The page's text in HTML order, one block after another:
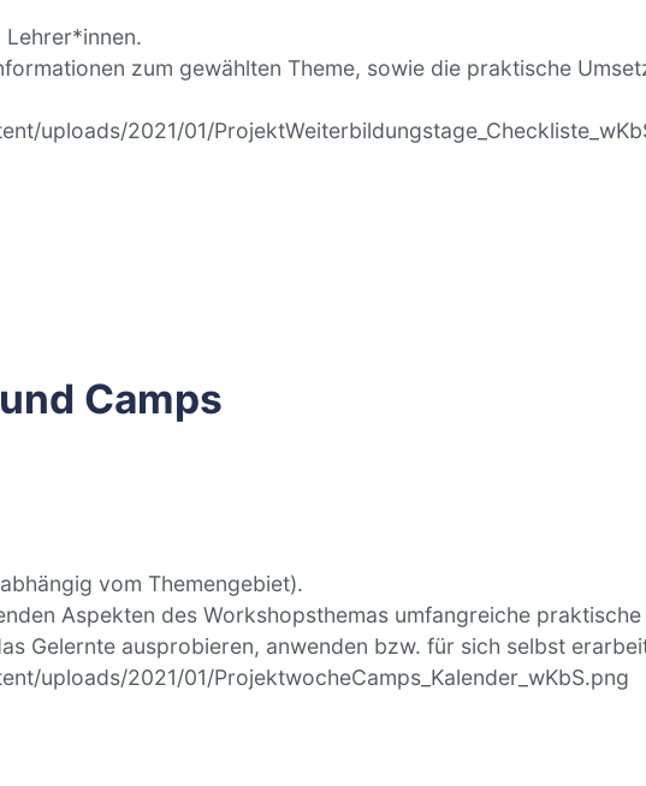
Lehrer*innen.
zum gewählten Theme, sowie die praktische
uploads/2021/01/
Camps
vom Themengebiet).
Aspekten des Workshopsthemas umfangreiche
Gelernte ausprobieren, anwenden bzw. für sich selbst
uploads/2021/01/ProjektwocheCamps_Kalender_wKbS.png